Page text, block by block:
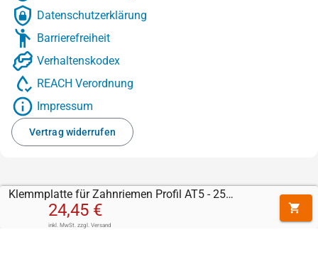
Klemmplatte für Zahnriemen Profil AT5 - 25 mm
24,45 €
inkl. MwSt. zzgl. Versand
Datenschutzerklärung
Barrierefreiheit
Verhaltenskodex
REACH Verordnung
Impressum
Vertrag widerrufen